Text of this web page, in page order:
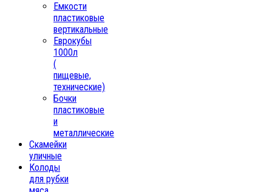
Емкости
пластиковые
вертикальные
Еврокубы
1000л
(
пищевые,
технические)
Бочки
пластиковые
и
металлические
Скамейки
уличные
Колоды
для рубки